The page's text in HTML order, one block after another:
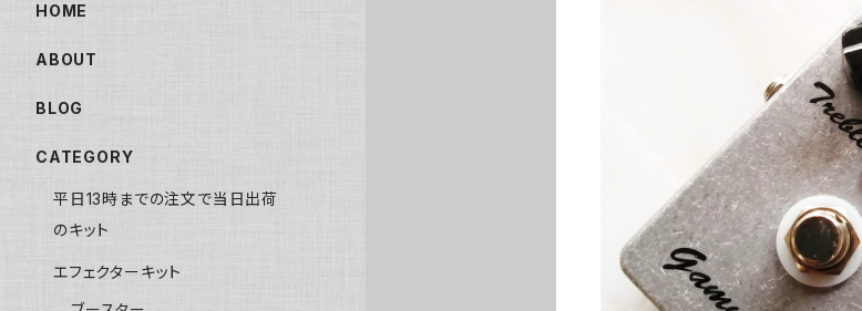
HOME
ABOUT
BLOG
CATEGORY
平日13時までの注文で当日出荷
のキット
エフェクターキット